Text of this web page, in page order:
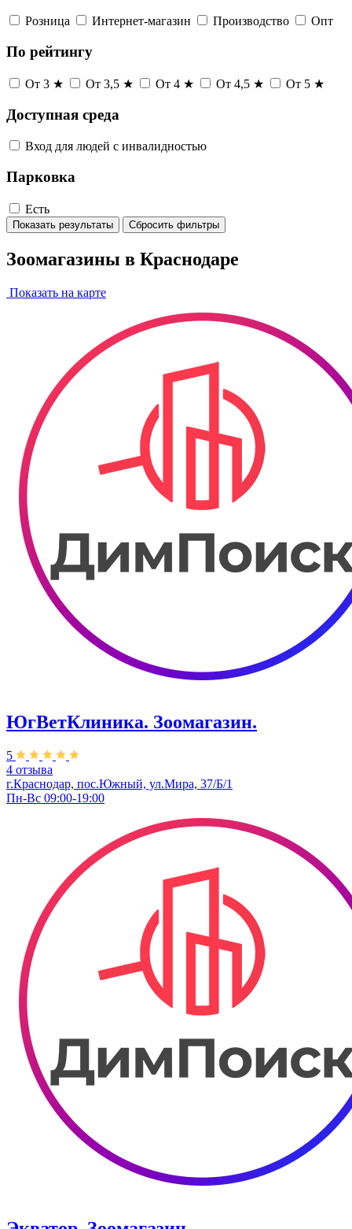
Розница Интернет-магазин Производство Опт
По рейтингу
От 3 ★ От 3,5 ★ От 4 ★ От 4,5 ★ От 5 ★
Доступная среда
Вход для людей с инвалидностью
Парковка
Есть
Показать результаты Сбросить фильтры
Зоомагазины в Краснодаре
Показать на карте
ЮгВетКлиника. Зоомагазин.
5
4 отзыва
г.Краснодар, пос.Южный, ул.Мира, 37/Б/1
Пн-Вс 09:00-19:00